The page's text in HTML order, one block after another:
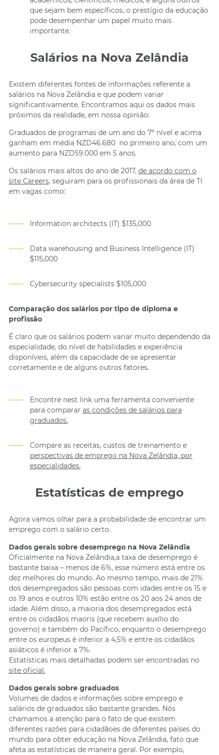
que sejam bem específicos, o prestígio da educação
pode desempenhar um papel muito mais
importante.
Salários na Nova Zelândia
Existem diferentes fontes de informações referente a
salários na Nova Zelândia e que podem variar
significantivamente. Encontramos aqui os dados mais
próximos da realidade, em nossa opinião:
Graduados de programas de um ano do 7º nível e acima
ganham em média NZD46.680 no primeiro ano, com um
aumento para NZD59.000 em 5 anos.
Os salários mais altos do ano de 2017, de acordo com o
site Careers, seguiram para os profissionais da área de TI
em vagas como:
Information architects (IT) $135,000
Data warehousing and Business Intelligence (IT)
$115,000
Cybersecurity specialists $105,000
Comparação dos salários por tipo de diploma e
profissão
É claro que os salários podem variar muito dependendo da
especialidade, do nível de habilidades e experiência
disponíveis, além da capacidade de se apresentar
corretamente e de alguns outros fatores.
Encontre nest link uma ferramenta conveniente
para comparar as condições de salários para
graduados.
Compare as receitas, custos de treinamento e
perspectivas de emprego na Nova Zelândia, por
especialidades.
Estatísticas de emprego
Agora vamos olhar para a probabilidade de encontrar um
emprego com o salário certo.
Dados gerais sobre desemprego na Nova Zelândia
Oficialmente na Nova Zelândia,a taxa de desemprego é
bastante baixa – menos de 6%, esse número está entre os
dez melhores do mundo. Ao mesmo tempo, mais de 21%
dos desempregados são pessoas com idades entre os 15 e
os 19 anos e outros 10% estão entre os 20 aos 24 anos de
idade. Além disso, a maioria dos desempregados está
entre os cidadãos maoris (que recebem auxílio do
governo) e também do Pacífico, enquanto o desemprego
entre os europeus é inferior a 4,5% e entre os cidadãos
asiáticos é inferior a 7%.
Estatísticas mais detalhadas podem ser encontradas no
site oficial.
Dados gerais sobre graduados
Volumes de dados e informações sobre emprego e
salários de graduados são bastante grandes. Nós
chamamos a atenção para o fato de que existem
diferentes razões para cidadãoes de diferentes países do
mundo para obter educação na Nova Zelândia, fato que
afeta as estatísticas de maneira geral. Por exemplo,